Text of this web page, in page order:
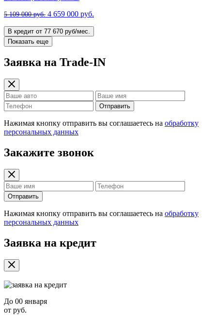
5 109 000 руб. 4 659 000 руб.
В кредит от 77 670 руб/мес.
Показать еще
Заявка на Trade-IN
Отправить
Нажимая кнопку отправить вы соглашаетесь на обработку
персональных данных
Закажите звонок
Отправить
Нажимая кнопку отправить вы соглашаетесь на обработку
персональных данных
Заявка на кредит
До 00 января
от руб.